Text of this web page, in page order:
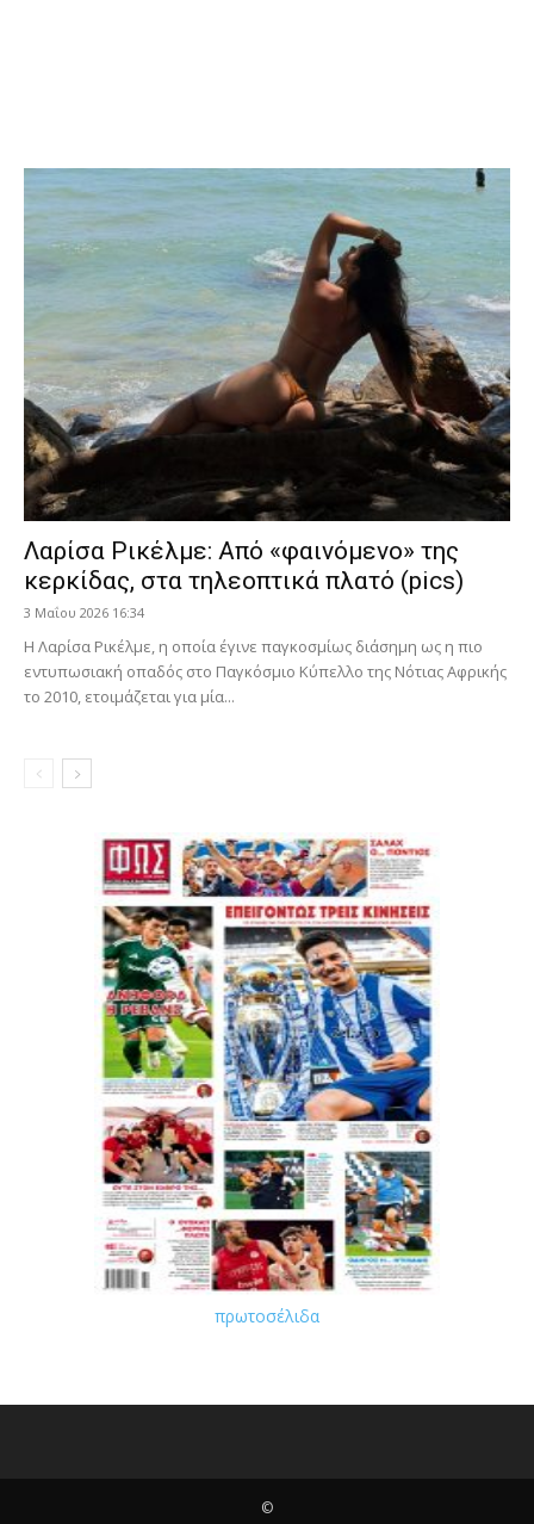
Λαρίσα Ρικέλμε: Από «φαινόμενο» της
κερκίδας, στα τηλεοπτικά πλατό (pics)
3 Μαΐου 2026 16:34
Η Λαρίσα Ρικέλμε, η οποία έγινε παγκοσμίως διάσημη ως η πιο
εντυπωσιακή οπαδός στο Παγκόσμιο Κύπελλο της Νότιας Αφρικής
το 2010, ετοιμάζεται για μία...
πρωτοσέλιδα
©